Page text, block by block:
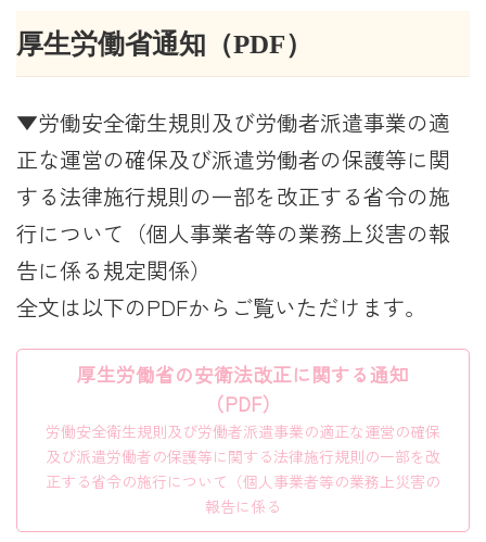
厚生労働省通知（PDF）
▼労働安全衛生規則及び労働者派遣事業の適
正な運営の確保及び派遣労働者の保護等に関
する法律施行規則の一部を改正する省令の施
行について（個人事業者等の業務上災害の報
告に係る規定関係）
全文は以下のPDFからご覧いただけます。
厚生労働省の安衛法改正に関する通知
（PDF）
労働安全衛生規則及び労働者派遣事業の適正な運営の確保
及び派遣労働者の保護等に関する法律施行規則の一部を改
正する省令の施行について（個人事業者等の業務上災害の
報告に係る